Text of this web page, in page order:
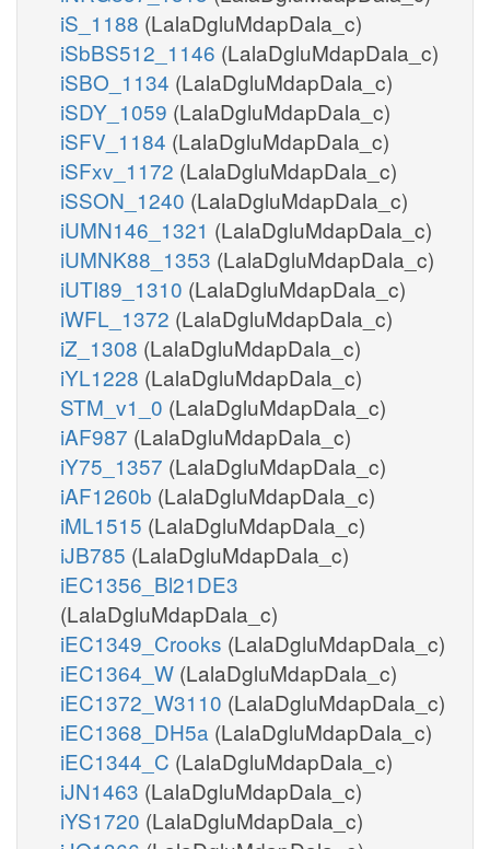
iS_1188 (LalaDgluMdapDala_c)
iSbBS512_1146 (LalaDgluMdapDala_c)
iSBO_1134 (LalaDgluMdapDala_c)
iSDY_1059 (LalaDgluMdapDala_c)
iSFV_1184 (LalaDgluMdapDala_c)
iSFxv_1172 (LalaDgluMdapDala_c)
iSSON_1240 (LalaDgluMdapDala_c)
iUMN146_1321 (LalaDgluMdapDala_c)
iUMNK88_1353 (LalaDgluMdapDala_c)
iUTI89_1310 (LalaDgluMdapDala_c)
iWFL_1372 (LalaDgluMdapDala_c)
iZ_1308 (LalaDgluMdapDala_c)
iYL1228 (LalaDgluMdapDala_c)
STM_v1_0 (LalaDgluMdapDala_c)
iAF987 (LalaDgluMdapDala_c)
iY75_1357 (LalaDgluMdapDala_c)
iAF1260b (LalaDgluMdapDala_c)
iML1515 (LalaDgluMdapDala_c)
iJB785 (LalaDgluMdapDala_c)
iEC1356_Bl21DE3
(LalaDgluMdapDala_c)
iEC1349_Crooks (LalaDgluMdapDala_c)
iEC1364_W (LalaDgluMdapDala_c)
iEC1372_W3110 (LalaDgluMdapDala_c)
iEC1368_DH5a (LalaDgluMdapDala_c)
iEC1344_C (LalaDgluMdapDala_c)
iJN1463 (LalaDgluMdapDala_c)
iYS1720 (LalaDgluMdapDala_c)